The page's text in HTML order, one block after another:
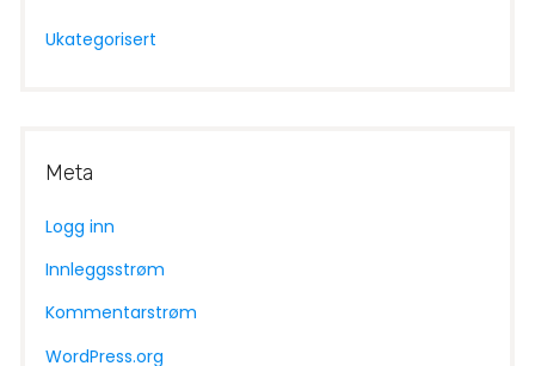
Ukategorisert
Meta
Logg inn
Innleggsstrøm
Kommentarstrøm
WordPress.org